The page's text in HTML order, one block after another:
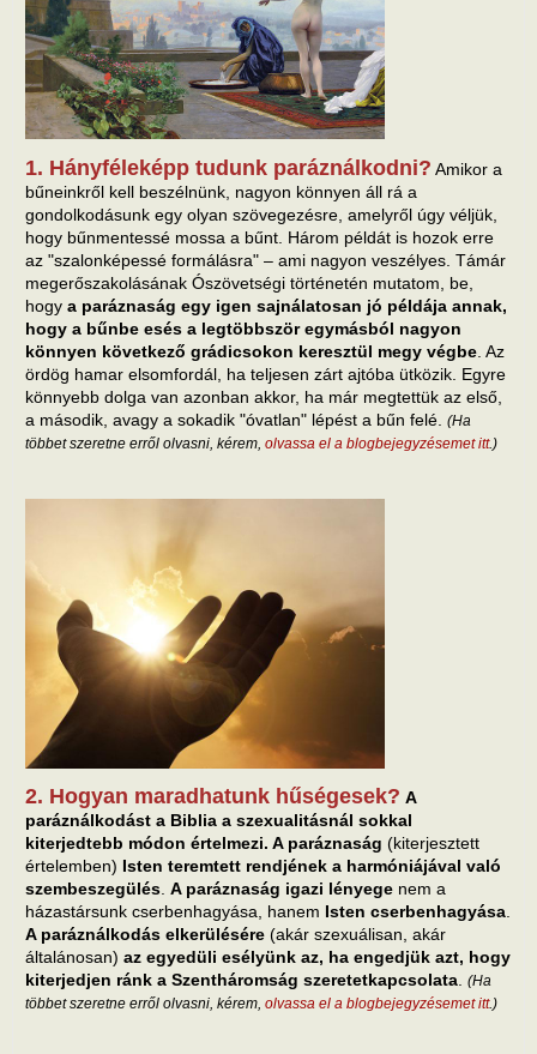
1. Hányféleképp tudunk paráználkodni? Amikor a
bűneinkről kell beszélnünk, nagyon könnyen áll rá a
gondolkodásunk egy olyan szövegezésre, amelyről úgy véljük,
hogy bűnmentessé mossa a bűnt. Három példát is hozok erre
az "szalonképessé formálásra" – ami nagyon veszélyes. Támár
megerőszakolásának Ószövetségi történetén mutatom, be,
hogy a paráznaság egy igen sajnálatosan jó példája annak,
hogy a bűnbe esés a legtöbbször egymásból nagyon
könnyen következő grádicsokon keresztül megy végbe . Az
ördög hamar elsomfordál, ha teljesen zárt ajtóba ütközik. Egyre
könnyebb dolga van azonban akkor, ha már megtettük az első,
a második, avagy a sokadik "óvatlan" lépést a bűn felé. (Ha
többet szeretne erről olvasni, kérem, olvassa el a blogbejegyzésemet itt.)
2. Hogyan maradhatunk hűségesek? A
paráználkodást a Biblia a szexualitásnál sokkal
kiterjedtebb módon értelmezi. A paráznaság (kiterjesztett
értelemben) Isten teremtett rendjének a harmóniájával való
szembeszegülés. A paráznaság igazi lényege nem a
házastársunk cserbenhagyása, hanem Isten cserbenhagyása.
A paráználkodás elkerülésére (akár szexuálisan, akár
általánosan) az egyedüli esélyünk az, ha engedjük azt, hogy
kiterjedjen ránk a Szentháromság szeretetkapcsolata. (Ha
többet szeretne erről olvasni, kérem, olvassa el a blogbejegyzésemet itt.)